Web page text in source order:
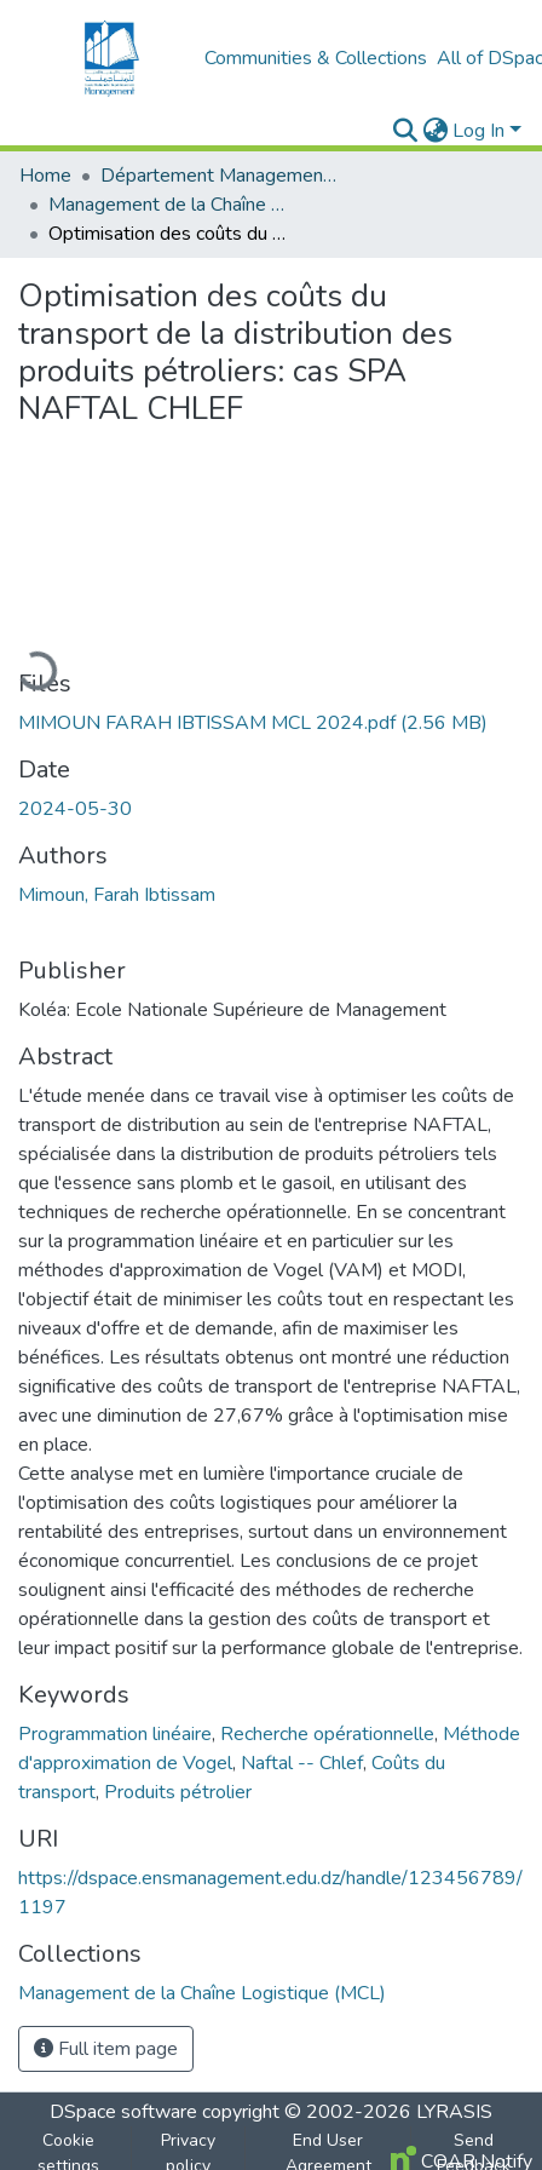
Communities & Collections All of
Log In
Home
Département Management Des Organisations
Management de la Chaîne Logistique (MCL)
Optimisation des coûts du transport de la distribution des produits pétroliers: cas SPA NAFTAL CHLEF
Optimisation des coûts du
transport de la distribution des
produits pétroliers: cas SPA
NAFTAL CHLEF
Loading...
Files
MIMOUN FARAH IBTISSAM MCL 2024.pdf(2.56 MB)
Date
2024-05-30
Authors
Mimoun, Farah Ibtissam
Publisher
Koléa: Ecole Nationale Supérieure de Management
Abstract
L'étude menée dans ce travail vise à optimiser les coûts de
transport de distribution au sein de l'entreprise NAFTAL,
spécialisée dans la distribution de produits pétroliers tels
que l'essence sans plomb et le gasoil, en utilisant des
techniques de recherche opérationnelle. En se concentrant
sur la programmation linéaire et en particulier sur les
méthodes d'approximation de Vogel (VAM) et MODI,
l'objectif était de minimiser les coûts tout en respectant les
niveaux d'offre et de demande, afin de maximiser les
bénéfices. Les résultats obtenus ont montré une réduction
significative des coûts de transport de l'entreprise NAFTAL,
avec une diminution de 27,67% grâce à l'optimisation mise
en place.
Cette analyse met en lumière l'importance cruciale de
l'optimisation des coûts logistiques pour améliorer la
rentabilité des entreprises, surtout dans un environnement
économique concurrentiel. Les conclusions de ce projet
soulignent ainsi l'efficacité des méthodes de recherche
opérationnelle dans la gestion des coûts de transport et
leur impact positif sur la performance globale de l'entreprise.
Keywords
Programmation linéaire, Recherche opérationnelle, Méthode
d'approximation de Vogel, Naftal -- Chlef, Coûts du
transport, Produits pétrolier
URI
https://dspace.ensmanagement.edu.dz/handle/123456789/
1197
Collections
Management de la Chaîne Logistique (MCL)
Full item page
DSpace software copyright © 2002-2026 LYRASIS
Cookie
Privacy
End User
Send
COAR Notify